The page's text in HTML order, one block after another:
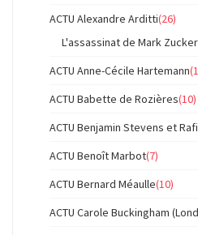
ACTU Alexandre Arditti(26)
L'assassinat de Mark
ACTU Anne-Cécile Hartemann
ACTU Babette de Rozières(10)
ACTU Benjamin Stevens et
ACTU Benoît Marbot(7)
ACTU Bernard Méaulle(10)
ACTU Carole Buckingham